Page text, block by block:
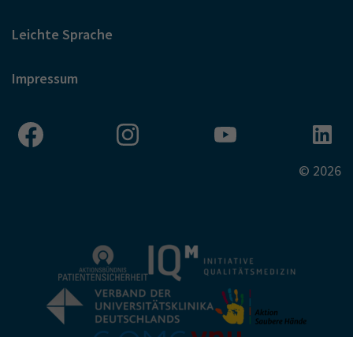
Leichte Sprache
Impressum
© 2026